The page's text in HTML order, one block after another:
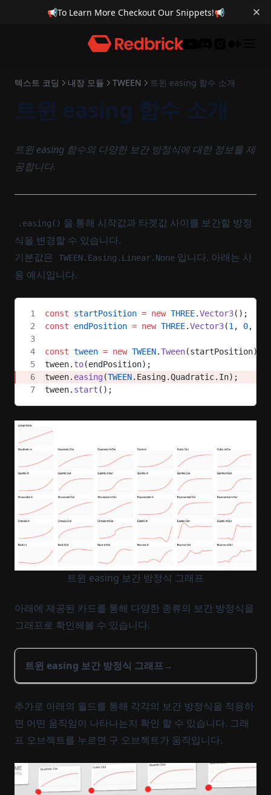
📢To Learn More Checkout Our Snippets!📢
텍스트 코딩 내장 모듈 TWEEN 트윈 easing 함수 소개
트윈 easing 함수 소개
트윈 easing 함수의 다양한 보간 방정식에 대한 정보를 제
공합니다.
.easing() 을 통해 시작값과 타겟값 사이를 보간할 방정
식을 변경할 수 있습니다.
기본값은
TWEEN.Easing.Linear.None 입니다. 아래는 사
용 예시입니다.
const startPosition = new THREE.Vector3();
const endPosition = new THREE.Vector3(1 , 0,
const tween = new TWEEN.Tween(startPosition);
tween. to(endPosition);
tween. easing (TWEEN.Easing.Quadratic.In);
tween. start ();
트윈 easing 보간 방정식 그래프
아래에 제공된 카드를 통해 다양한 종류의 보간 방정식을
그래프로 확인해볼 수 있습니다.
트윈 easing 보간 방정식 그래프
추가로 아래의 월드를 통해 각각의 보간 방정식을 적용하
면 어떤 움직임이 나타나는지 확인 할 수 있습니다. 그래
프 오브젝트를 누르면 구 오브젝트가 움직입니다.